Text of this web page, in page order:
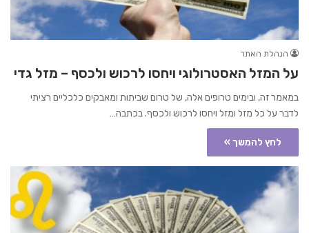
הנהלת האתר
על המזל האסטרולוגי ויחסו לרכוש ולכסף – מזל גדי
במאמר זה, ובימים טרופים אלה, של טרום שביתות ומאבקים כלכליים רציתי
לדבר על כל מזל ומזל ויחסו לרכוש ולכסף. בכתבה…
לחץ להמשך »